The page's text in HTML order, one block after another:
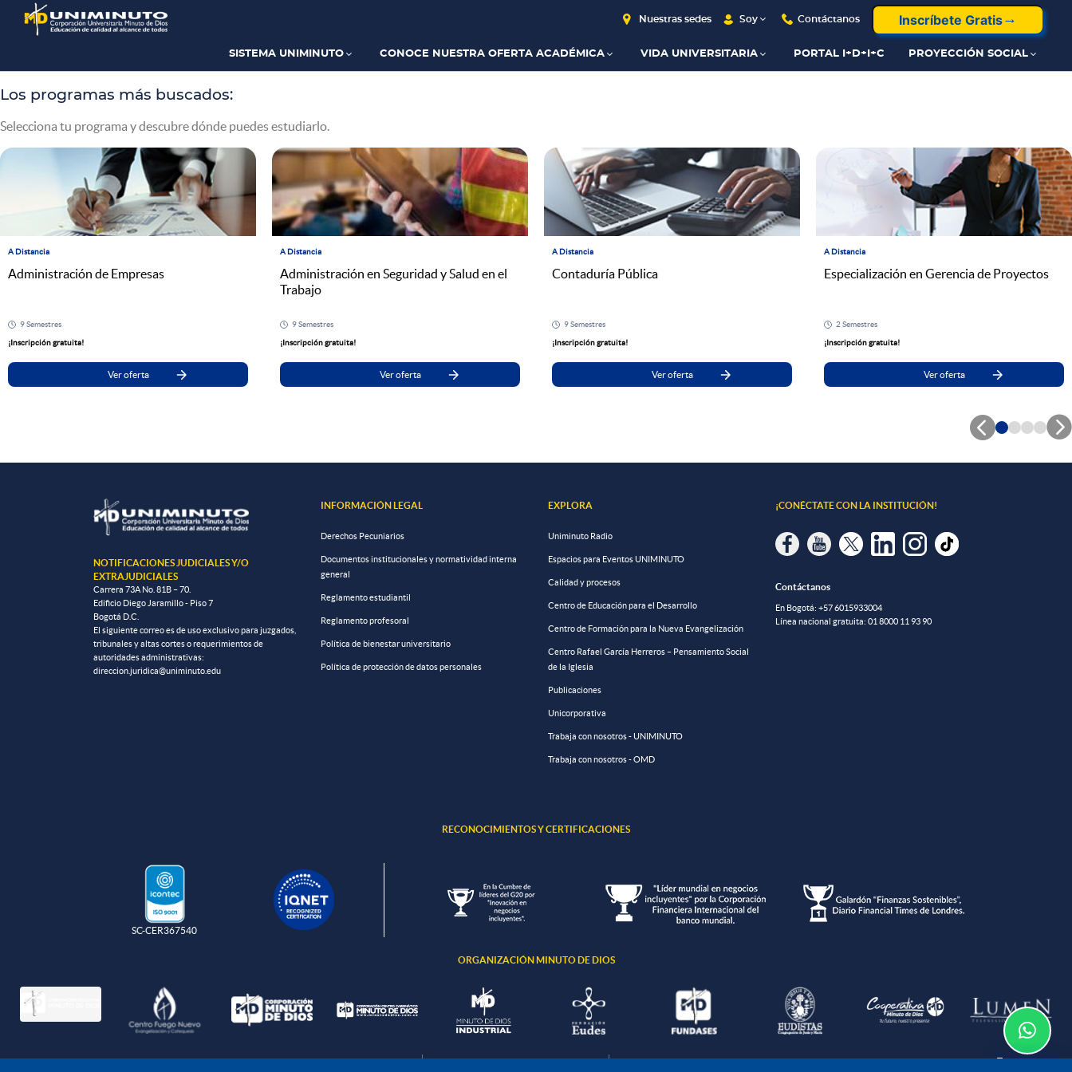
contenido
Nuestras sedes Soy Contáctanos Inscríbete Gratis
SISTEMA UNIMINUTO CONOCE NUESTRA OFERTA ACADÉMICA VIDA UNIVERSITARIA PORTAL I+D+I+C PROYECCIÓN SOCIAL
Te asesoramos
Los programas más buscados:
Selecciona tu programa y descubre dónde puedes estudiarlo.
A Distancia
Administración de Empresas
9 Semestres
¡Inscripción gratuita!
Ver oferta
A Distancia
Administración en Seguridad y Salud en el
Trabajo
9 Semestres
¡Inscripción gratuita!
Ver oferta
A Distancia
Contaduría Pública
9 Semestres
¡Inscripción gratuita!
Ver oferta
A Distancia
Especialización en Gerencia de Proyectos
2 Semestres
¡Inscripción gratuita!
Ver oferta
 
NOTIFICACIONES JUDICIALES Y/O
EXTRAJUDICIALES
Carrera 73A No. 81B – 70.
Edificio Diego Jaramillo - Piso 7
Bogotá D.C.
El siguiente correo es de uso exclusivo para juzgados,
tribunales y altas cortes o requerimientos de
autoridades administrativas:
direccion.juridica@uniminuto.edu
INFORMACIÓN LEGAL
Derechos Pecuniarios
Documentos institucionales y normatividad interna
general
Reglamento estudiantil
Reglamento profesoral
Política de bienestar universitario
Política de protección de datos personales
EXPLORA
Uniminuto Radio
Espacios para Eventos UNIMINUTO
Calidad y procesos
Centro de Educación para el Desarrollo
Centro de Formación para la Nueva Evangelización
Centro Rafael García Herreros – Pensamiento Social
de la Iglesia
Publicaciones
Unicorporativa
Trabaja con nosotros - UNIMINUTO
Trabaja con nosotros - OMD
¡CONÉCTATE CON LA INSTITUCIÓN!
Contáctanos
En Bogotá: +57 6015933004
Línea nacional gratuita: 01 8000 11 93 90
RECONOCIMIENTOS Y CERTIFICACIONES
SC-CER367540
ORGANIZACIÓN MINUTO DE DIOS
Política de protección de datos Política de seguridad de la información Política de tratamiento de la información